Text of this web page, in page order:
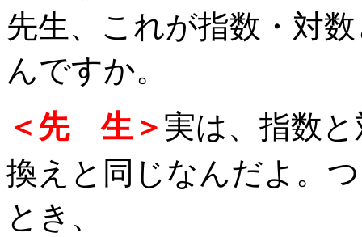
先生、これが指数・対
んですか。
＜先 生＞ 実は、指数
換えと同じなんだよ。
とき、